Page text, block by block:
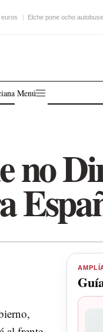
Elche pone ocho
Menú
no